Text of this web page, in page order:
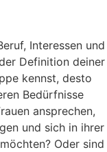
Interessen und
Definition deiner
kennst, desto
Bedürfnisse
ansprechen,
und sich in ihrer
Oder sind